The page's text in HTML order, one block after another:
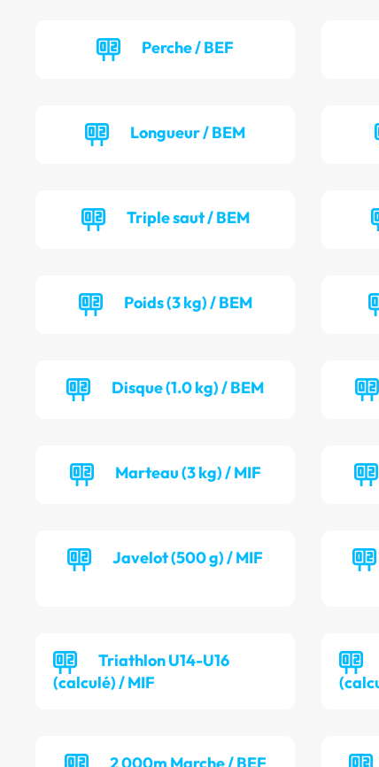
Perche / BEF
Longueur / BEM
Triple saut / BEM
Poids (3 kg) / BEM
Disque (1.0 kg) / BEM
Marteau (3 kg) / MIF
Javelot (500 g) / MIF
Triathlon U14-U16
(calculé) / MIF